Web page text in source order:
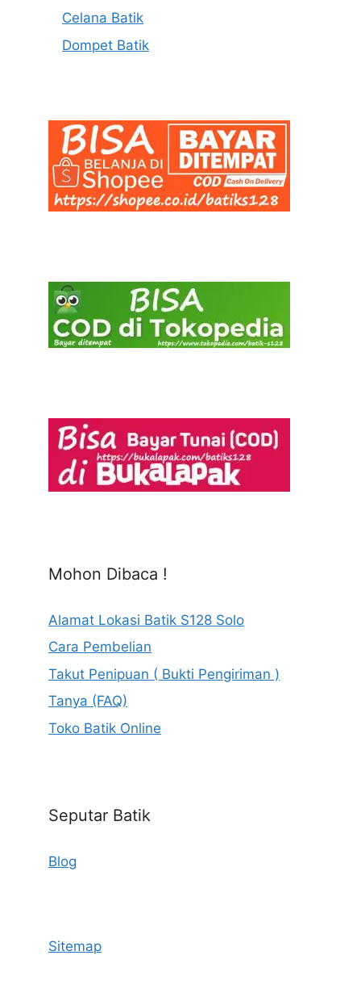
Celana Batik
Dompet Batik
Mohon Dibaca !
Alamat Lokasi Batik S128 Solo
Cara Pembelian
Takut Penipuan ( Bukti Pengiriman )
Tanya (FAQ)
Toko Batik Online
Seputar Batik
Blog
Sitemap